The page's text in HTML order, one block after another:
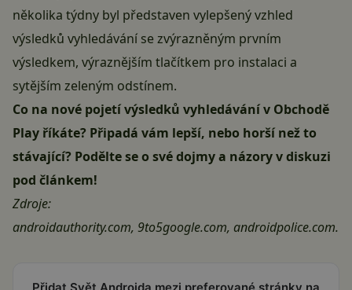
několika týdny byl představen vylepšený vzhled
výsledků vyhledávání se zvýrazněným prvním
výsledkem, výraznějším tlačítkem pro instalaci a
sytějším zeleným odstínem.
Co na nové pojetí výsledků vyhledávání v Obchodě
Play říkáte? Připadá vám lepší, nebo horší než to
stávající? Podělte se o své dojmy a názory v diskuzi
pod článkem!
Zdroje:
androidauthority.com, 9to5google.com, androidpolice.com.